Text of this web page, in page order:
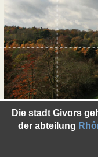
Die stadt Givors
der abteilung